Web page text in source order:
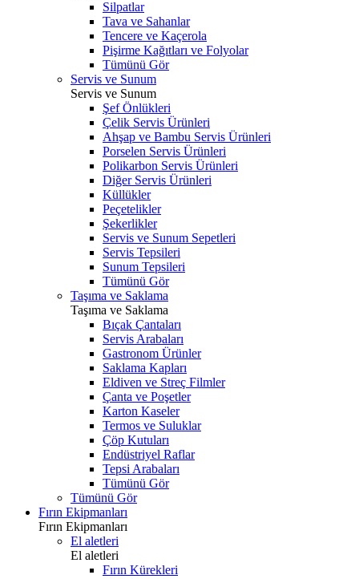
Silpatlar
Tava ve Sahanlar
Tencere ve Kaçerola
Pişirme Kağıtları ve Folyolar
Tümünü Gör
Servis ve Sunum
Servis ve Sunum
Şef Önlükleri
Çelik Servis Ürünleri
Ahşap ve Bambu Servis Ürünleri
Porselen Servis Ürünleri
Polikarbon Servis Ürünleri
Diğer Servis Ürünleri
Küllükler
Peçetelikler
Şekerlikler
Servis ve Sunum Sepetleri
Servis Tepsileri
Sunum Tepsileri
Tümünü Gör
Taşıma ve Saklama
Taşıma ve Saklama
Bıçak Çantaları
Servis Arabaları
Gastronom Ürünler
Saklama Kapları
Eldiven ve Streç Filmler
Çanta ve Poşetler
Karton Kaseler
Termos ve Suluklar
Çöp Kutuları
Endüstriyel Raflar
Tepsi Arabaları
Tümünü Gör
Tümünü Gör
Fırın Ekipmanları
Fırın Ekipmanları
El aletleri
El aletleri
Fırın Kürekleri